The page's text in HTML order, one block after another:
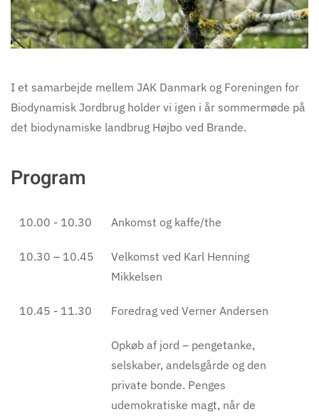
I et samarbejde mellem JAK Danmark og Foreningen for
Biodynamisk Jordbrug holder vi igen i år sommermøde på
det biodynamiske landbrug Højbo ved Brande.
Program
10.00 - 10.30 Ankomst og kaffe/the
10.30 – 10.45
Velkomst ved Karl Henning
Mikkelsen
10.45 - 11.30 Foredrag ved Verner Andersen
Opkøb af jord – pengetanke,
selskaber, andelsgårde og den
private bonde. Penges
udemokratiske magt, når de